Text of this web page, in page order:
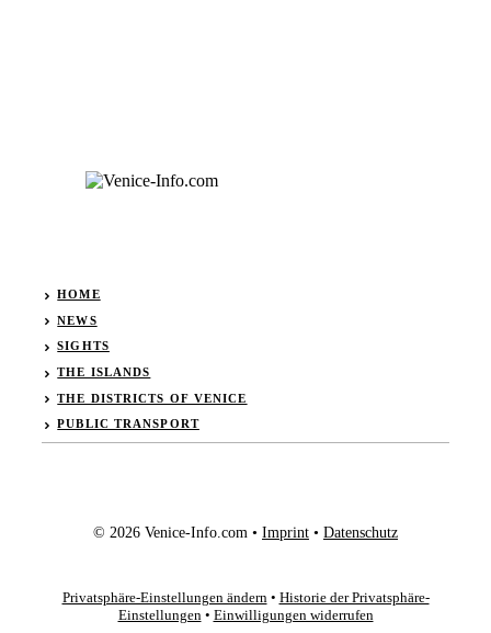
HOME
NEWS
SIGHTS
THE ISLANDS
THE DISTRICTS OF VENICE
PUBLIC TRANSPORT
© 2026 Venice-Info.com • Imprint • Datenschutz
Privatsphäre-Einstellungen ändern • Historie der Privatsphäre-
Einstellungen • Einwilligungen widerrufen